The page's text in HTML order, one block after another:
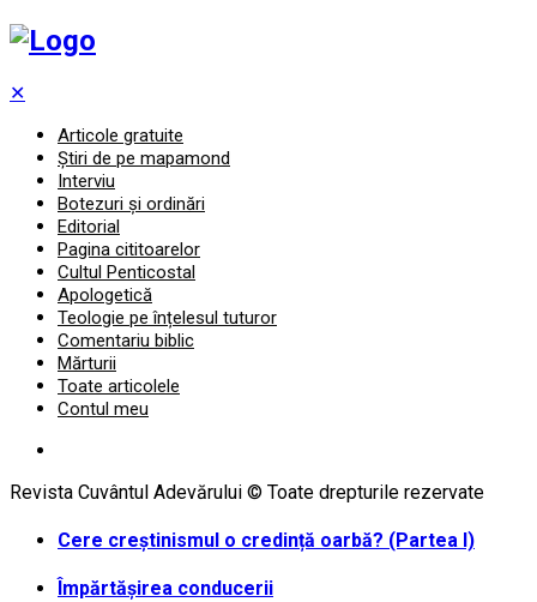
✕
Articole gratuite
Știri de pe mapamond
Interviu
Botezuri și ordinări
Editorial
Pagina cititoarelor
Cultul Penticostal
Apologetică
Teologie pe înțelesul tuturor
Comentariu biblic
Mărturii
Toate articolele
Contul meu
Revista Cuvântul Adevărului © Toate drepturile rezervate
Cere creștinismul o credință oarbă? (Partea I)
Împărtășirea conducerii